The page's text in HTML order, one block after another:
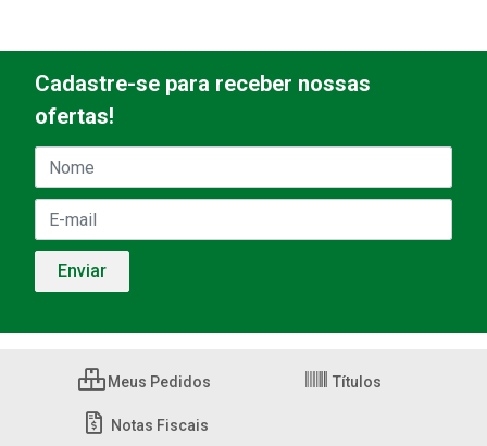
Cadastre-se para receber nossas
ofertas!
Meus Pedidos Títulos
Notas Fiscais